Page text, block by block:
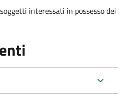
interessati in possesso dei